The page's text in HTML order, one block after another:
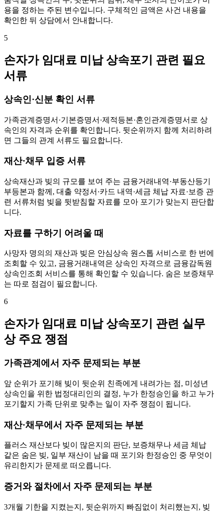
용을 정하는 주된 변수입니다. 구체적인 금액은 사건 내용을
확인한 뒤 상담에서 안내합니다.
5
손자가 임대료 미납 상속포기 관련 필요
서류
상속인·신분 확인 서류
가족관계증명서·기본증명서·제적등본·혼인관계증명서로 상
속인의 자격과 순위를 확인합니다. 뒷순위까지 함께 처리하려
면 그들의 관계 서류도 필요합니다.
재산·채무 입증 서류
상속재산과 빚의 규모를 보여 주는 금융거래내역·부동산등기
부등본과 함께, 대출 약정서·카드 내역·세금 체납 자료·보증 관
련 서류처럼 빚을 뒷받침할 자료를 모아 포기가 맞는지 판단합
니다.
자료를 구하기 어려울 때
사망자 명의의 재산과 빚은 안심상속 원스톱 서비스로 한 번에
조회할 수 있고, 금융거래내역은 상속인 자격으로 금융감독원
상속인조회 서비스를 통해 확인할 수 있습니다. 숨은 보증채무
는 따로 점검이 필요합니다.
6
손자가 임대료 미납 상속포기 관련 실무
상 주요 쟁점
가족관계에서 자주 문제되는 부분
앞 순위가 포기해 빚이 뒷순위 친족에게 내려가는 점, 미성년
상속인을 위한 법정대리인의 결정, 누가 한정승인을 하고 누가
포기할지 가족 단위로 맞추는 일이 자주 쟁점이 됩니다.
재산·채무에서 자주 문제되는 부분
플러스 재산보다 빚이 많은지의 판단, 보증채무나 세금 체납
같은 숨은 빚, 일부 재산이 남을 때 포기와 한정승인 중 무엇이
유리한지가 문제로 떠오릅니다.
증거와 절차에서 자주 문제되는 부분
3개월 기한을 지켰는지, 뒷순위까지 빠짐없이 처리했는지, 빚